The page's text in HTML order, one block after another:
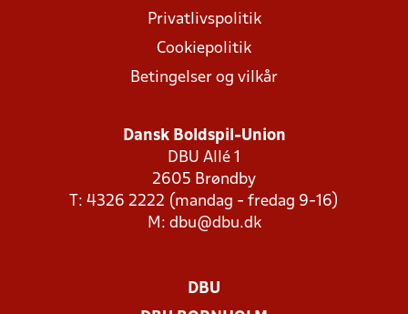
Privatlivspolitik
Cookiepolitik
Betingelser og vilkår
Dansk Boldspil-Union
DBU Allé 1
2605 Brøndby
T: 4326 2222 (mandag - fredag 9-16)
M: dbu@dbu.dk
DBU